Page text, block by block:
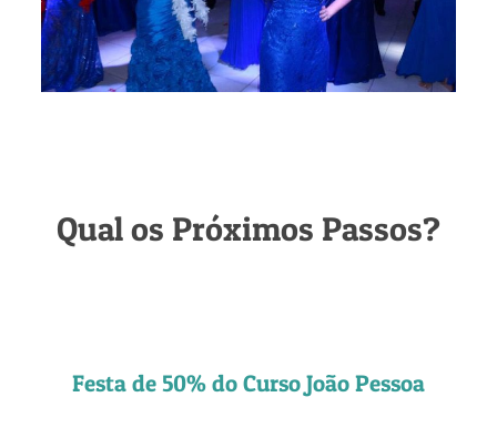
Qual os Próximos Passos?
Festa de 50% do Curso João Pessoa